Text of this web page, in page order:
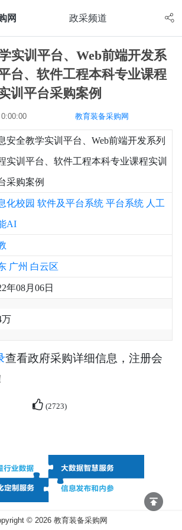
网 政采频道
实训平台、Web前端开发系
台、软件工程本科专业课程
训平台采购案例
教育装备采购网
安全教学实训平台、Web前端开发系列
实训平台、软件工程本科专业课程实训
采购案例
化校园 软件及平台系统 平台系统 人工
AI
广州 白云区
年08月06日
万
查看政府采购详细信息，注册会
(2723)
© 2026 教育装备采购网